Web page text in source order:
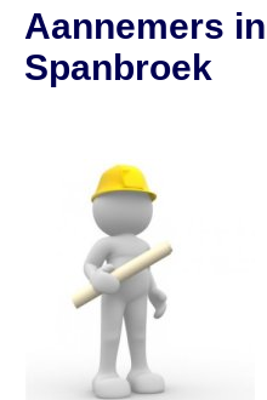
Aannemers in
Spanbroek